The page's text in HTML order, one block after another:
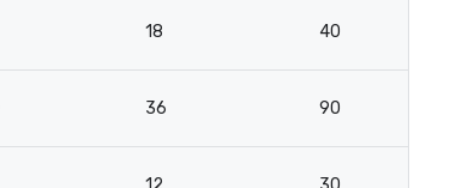
18 40
36 90